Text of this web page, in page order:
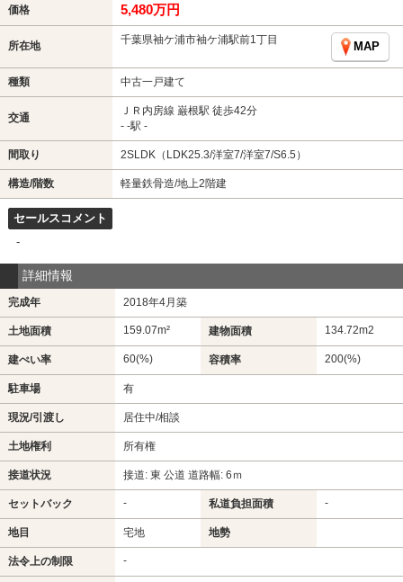
価格 5,480万円
所在地 千葉県袖ケ浦市袖ケ浦駅前1丁目
MAP
種類 中古一戸建て
交通
ＪＲ内房線 巌根駅 徒歩42分
- -駅 -
間取り 2SLDK（LDK25.3/洋室7/洋室7/S6.5）
構造/階数 軽量鉄骨造/地上2階建
セールスコメント
-
詳細情報
完成年 2018年4月築
土地面積 159.07m² 建物面積 134.72m2
建ぺい率 60(%) 容積率 200(%)
駐車場 有
現況/引渡し 居住中/相談
土地権利 所有権
接道状況 接道: 東 公道 道路幅: 6ｍ
セットバック - 私道負担面積 -
地目 宅地 地勢
法令上の制限 -